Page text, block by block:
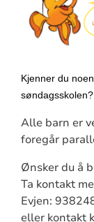
Kjenner du
søndagsskolen?
Alle barn er
foregår
Ønsker du å
Ta kontakt
Evjen:
eller kontakt